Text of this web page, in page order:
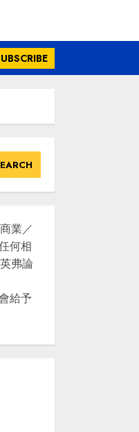
業／
何相
弗論
給予